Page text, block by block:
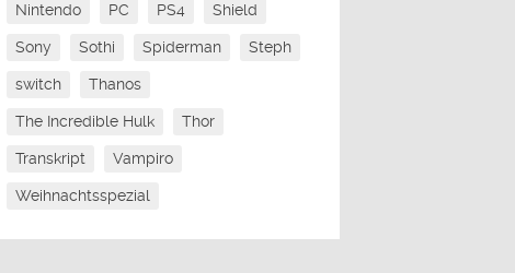
Nintendo PC PS4 Shield
Sony Sothi Spiderman Steph
switch Thanos
The Incredible Hulk Thor
Transkript Vampiro
Weihnachtsspezial